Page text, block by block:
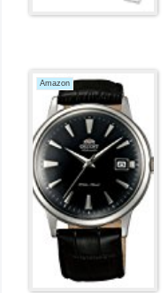
Amazon